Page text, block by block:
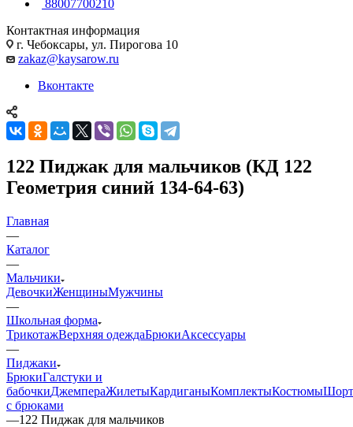
88007700210
Контактная информация
г. Чебоксары, ул. Пирогова 10
zakaz@kaysarow.ru
Вконтакте
122 Пиджак для мальчиков (КД 122
Геометрия синий 134-64-63)
Главная
—
Каталог
—
Мальчики
ДевочкиЖенщиныМужчины
—
Школьная форма
ТрикотажВерхняя одеждаБрюкиАксессуары
—
Пиджаки
БрюкиГалстуки и
бабочкиДжемпераЖилетыКардиганыКомплектыКостюмы
с брюками
—122 Пиджак для мальчиков